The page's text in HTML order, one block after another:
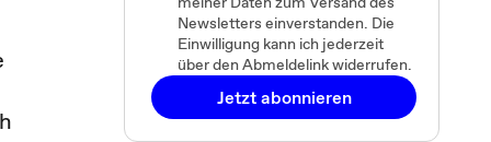
Newsletters einverstanden. Die
Einwilligung kann ich jederzeit
über den Abmeldelink widerrufen.
Jetzt abonnieren